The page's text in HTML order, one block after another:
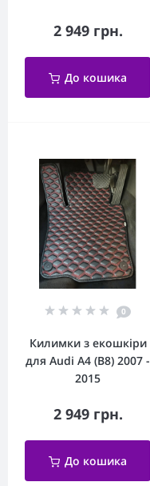
2 949 грн.
До кошика
0
Килимки з екошкіри
для Audi A4 (B8) 2007 -
2015
2 949 грн.
До кошика